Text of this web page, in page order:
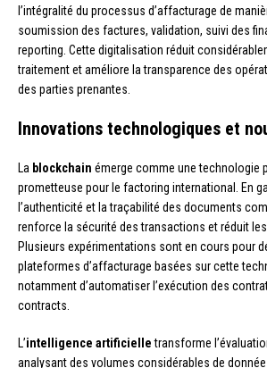
l’intégralité du processus d’affacturage de
soumission des factures, validation, suivi des
reporting. Cette digitalisation réduit
traitement et améliore la transparence des
des parties prenantes.
Innovations technologiques et
La blockchain émerge comme une technologie
prometteuse pour le factoring international. En
l’authenticité et la traçabilité des documents
renforce la sécurité des transactions et réduit
Plusieurs expérimentations sont en cours pour
plateformes d’affacturage basées sur cette
notamment d’automatiser l’exécution des
contracts.
L’intelligence artificielletransforme
analysant des volumes considérables de